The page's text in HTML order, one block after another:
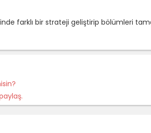
farklı bir strateji geliştirip bölümleri